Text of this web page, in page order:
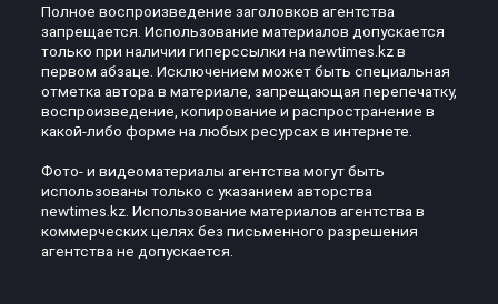
Полное воспроизведение заголовков агентства
запрещается. Использование материалов допускается
только при наличии гиперссылки на newtimes.kz в
первом абзаце. Исключением может быть специальная
отметка автора в материале, запрещающая перепечатку,
воспроизведение, копирование и распространение в
какой-либо форме на любых ресурсах в интернете.
Фото- и видеоматериалы агентства могут быть
использованы только с указанием авторства
newtimes.kz. Использование материалов агентства в
коммерческих целях без письменного разрешения
агентства не допускается.